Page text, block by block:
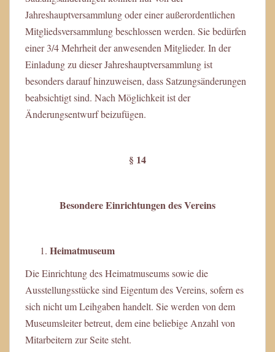
Jahreshauptversammlung oder einer außerordentlichen
Mitgliedsversammlung beschlossen werden. Sie bedürfen
einer 3/4 Mehrheit der anwesenden Mitglieder. In der
Einladung zu dieser Jahreshauptversammlung ist
besonders darauf hinzuweisen, dass Satzungsänderungen
beabsichtigt sind. Nach Möglichkeit ist der
Änderungsentwurf beizufügen.
§ 14
Besondere Einrichtungen des Vereins
Heimatmuseum
Die Einrichtung des Heimatmuseums sowie die
Ausstellungsstücke sind Eigentum des Vereins, sofern es
sich nicht um Leihgaben handelt. Sie werden von dem
Museumsleiter betreut, dem eine beliebige Anzahl von
Mitarbeitern zur Seite steht.